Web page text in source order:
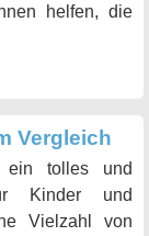
helfen, die
Vergleich
ein tolles und
Kinder und
Vielzahl von